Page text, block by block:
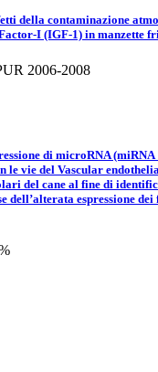
della contaminazione
I (IGF-1) in manzette
2006-2008
di microRNA
le vie del Vascular
del cane al fine di
dell’alterata espressione